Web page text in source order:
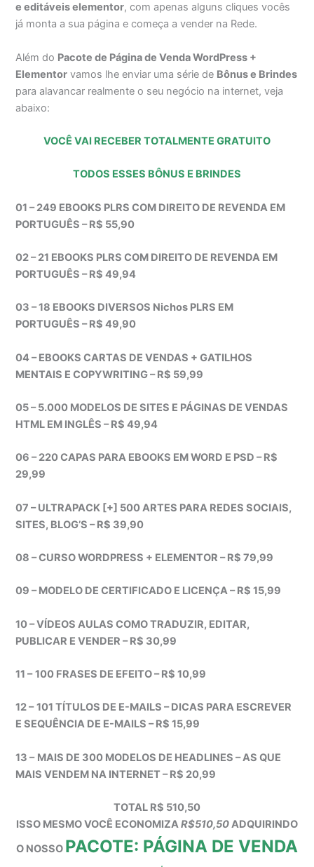
e editáveis elementor, com apenas alguns cliques vocês
já monta a sua página e começa a vender na Rede.
Além do Pacote de Página de Venda WordPress +
Elementor vamos lhe enviar uma série de Bônus e Brindes
para alavancar realmente o seu negócio na internet, veja
abaixo:
VOCÊ VAI RECEBER TOTALMENTE GRATUITO
TODOS ESSES BÔNUS E BRINDES
01 – 249 EBOOKS PLRS COM DIREITO DE REVENDA EM
PORTUGUÊS – R$ 55,90
02 – 21 EBOOKS PLRS COM DIREITO DE REVENDA EM
PORTUGUÊS – R$ 49,94
03 – 18 EBOOKS DIVERSOS Nichos PLRS EM
PORTUGUÊS – R$ 49,90
04 – EBOOKS CARTAS DE VENDAS + GATILHOS
MENTAIS E COPYWRITING – R$ 59,99
05 – 5.000 MODELOS DE SITES E PÁGINAS DE VENDAS
HTML EM INGLÊS – R$ 49,94
06 – 220 CAPAS PARA EBOOKS EM WORD E PSD – R$
29,99
07 – ULTRAPACK [+] 500 ARTES PARA REDES SOCIAIS,
SITES, BLOG’S – R$ 39,90
08 – CURSO WORDPRESS + ELEMENTOR – R$ 79,99
09 – MODELO DE CERTIFICADO E LICENÇA – R$ 15,99
10 – VÍDEOS AULAS COMO TRADUZIR, EDITAR,
PUBLICAR E VENDER – R$ 30,99
11 – 100 FRASES DE EFEITO – R$ 10,99
12 – 101 TÍTULOS DE E-MAILS – DICAS PARA ESCREVER
E SEQUÊNCIA DE E-MAILS – R$ 15,99
13 – MAIS DE 300 MODELOS DE HEADLINES – AS QUE
MAIS VENDEM NA INTERNET – R$ 20,99
TOTAL R$ 510,50
ISSO MESMO VOCÊ ECONOMIZAR$510,50ADQUIRINDO
O NOSSO PACOTE: PÁGINA DE VENDA